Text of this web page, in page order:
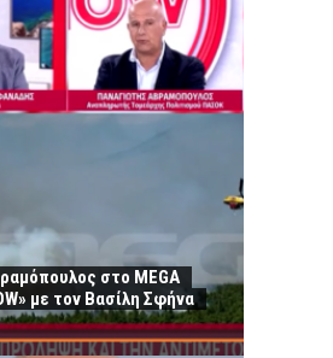
στο MEGA
με τον Βασίλη Σφήνα